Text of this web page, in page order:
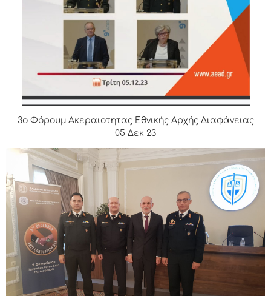
3ο Φόρουμ Ακεραιοτητας Εθνικής Αρχής Διαφάνειας
05 Δεκ 23